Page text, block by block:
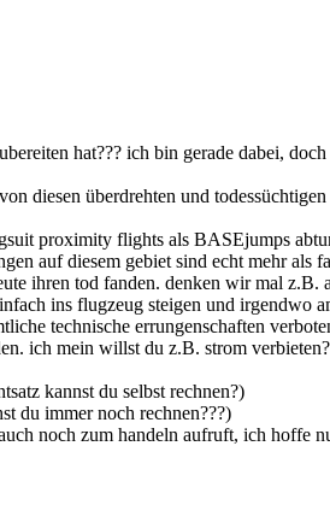
hat??? ich bin gerade dabei,
diesen überdrehten und
proximity flights als BASEjumps
auf diesem gebiet sind echt mehr als
ihren tod fanden. denken wir mal z.B.
ins flugzeug steigen und irgendwo
technische errungenschaften
ich mein willst du z.B. strom
kannst du selbst rechnen?)
du immer noch rechnen???)
noch zum handeln aufruft, ich hoffe